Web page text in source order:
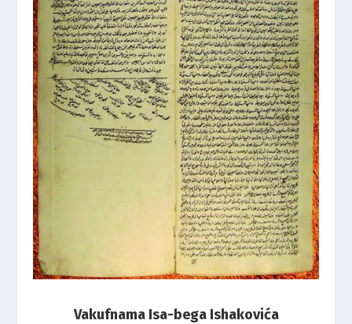
Vakufnama Isa-bega Ishakovića